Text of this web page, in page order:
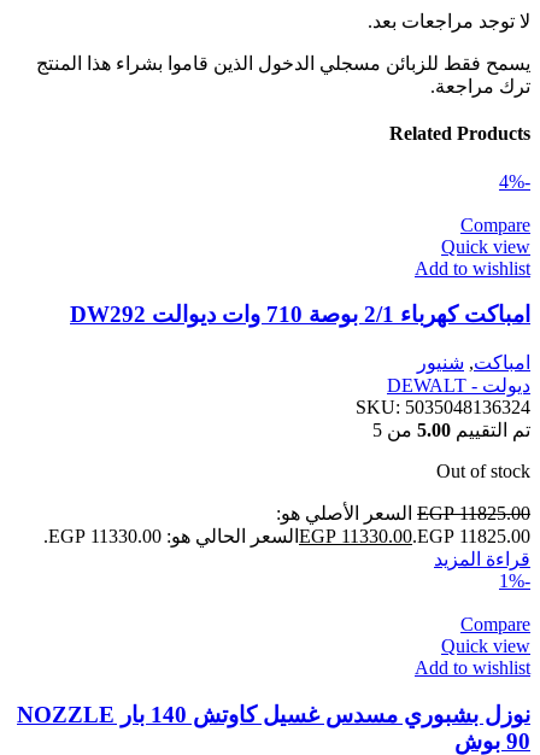
لا توجد مراجعات بعد.
يسمح فقط للزبائن مسجلي الدخول الذين قاموا بشراء هذا المنتج
ترك مراجعة.
Related Products
-4%
Compare
Quick view
Add to wishlist
امباكت كهرباء 2/1 بوصة 710 وات ديوالت DW292
امباكت, شنيور
ديولت - DEWALT
SKU: 5035048136324
تم التقييم 5.00 من 5
Out of stock
EGP11825.00
السعر الأصلي هو:
EGP 11825.00.
EGP 11330.00
السعر الحالي هو: EGP 11330.00.
قراءة المزيد
-1%
Compare
Quick view
Add to wishlist
نوزل بشبوري مسدس غسيل كاوتش 140 بار NOZZLE
90 بوش